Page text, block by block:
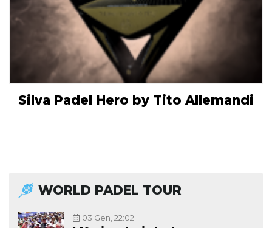
Silva Padel Hero by Tito Allemandi
WORLD PADEL TOUR
03 Gen, 22:02